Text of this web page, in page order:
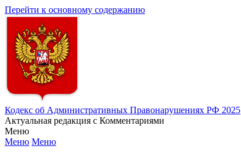
Перейти к основному содержанию
Кодекс об Административных Правонарушениях РФ 2025
Актуальная редакция с Комментариями
Меню
Меню Меню